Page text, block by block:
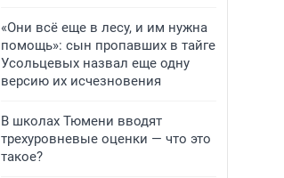
«Они всё еще в лесу, и им нужна
помощь»: сын пропавших в тайге
Усольцевых назвал еще одну
версию их исчезновения
В школах Тюмени вводят
трехуровневые оценки — что это
такое?